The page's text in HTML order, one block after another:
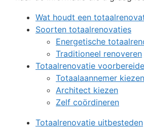
Wat houdt een
Soorten totaalrenovaties
Energetische
Traditioneel renoveren
Totaalrenovatie
Totaalaannemer kiezen
Architect kiezen
Zelf coördineren
Totaalrenovatie uitbesteden